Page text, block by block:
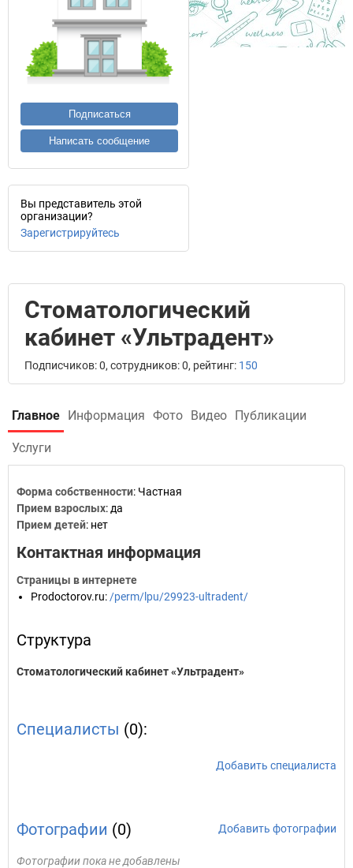
Подписаться
Написать сообщение
Вы представитель этой
организации?
Зарегистрируйтесь
Стоматологический
кабинет «Ультрадент»
Подписчиков: 0, сотрудников: 0, рейтинг: 150
Главное Информация Фото Видео Публикации
Услуги
Форма собственности: Частная
Прием взрослых: да
Прием детей: нет
Контактная информация
Страницы в интернете
Prodoctorov.ru: /perm/lpu/29923-ultradent/
Структура
Стоматологический кабинет «Ультрадент»
Специалисты (0):
Добавить специалиста
Фотографии (0) Добавить фотографии
Фотографии пока не добавлены